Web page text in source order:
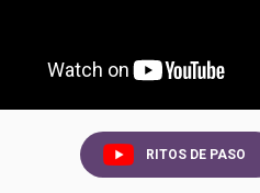
RITOS DE PASO